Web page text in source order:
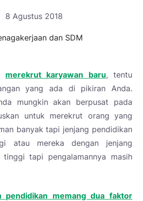
8 Agustus 2018
dan SDM
merekrut karyawan baru, tentu
yang ada di pikiran Anda.
mungkin akan berpusat pada
untuk merekrut orang yang
banyak tapi jenjang pendidikan
atau mereka dengan jenjang
tapi pengalamannya masih
pendidikan memang dua faktor